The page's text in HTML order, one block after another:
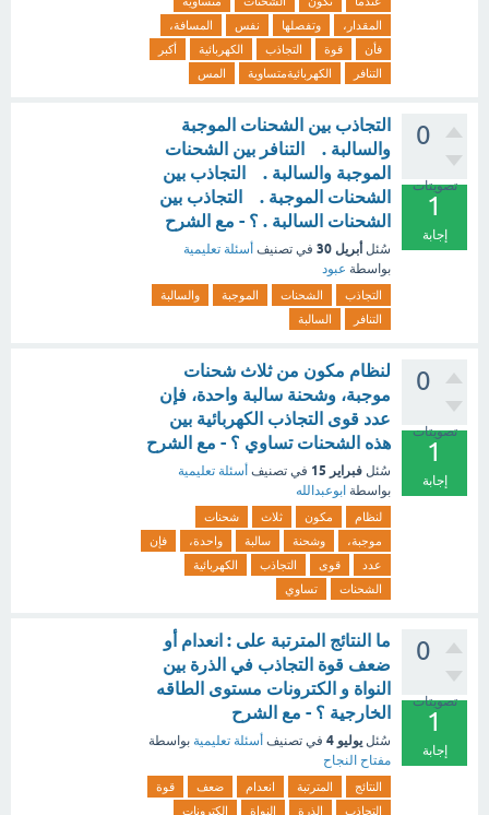
المقدار،
وتفصلها نفس
المسافة،
فأن
قوة التجاذب الكهربائية
أكبر
التنافر
الكهربائيةمتساوية المس
0
تصويتات
1
إجابة
التجاذب بين الشحنات الموجبة
والسالبة . التنافر بين الشحنات
الموجبة والسالبة . التجاذب بين
الشحنات الموجبة . التجاذب بين
الشحنات السالبة . ؟ - مع الشرح
سُئل أبريل 30 في تصنيف أسئلة تعليمية
بواسطة عبود
التجاذب الشحنات الموجبة
والسالبة
التنافر
السالبة
0
تصويتات
1
إجابة
لنظام مكون من ثلاث شحنات
موجبة، وشحنة سالبة واحدة، فإن
عدد قوى التجاذب الكهربائية بين
هذه الشحنات تساوي ؟ - مع الشرح
سُئل فبراير 15 في تصنيف أسئلة تعليمية
بواسطة ابوعبدالله
لنظام مكون ثلاث
شحنات
موجبة،
وشحنة سالبة واحدة،
فإن
عدد
قوى التجاذب
الكهربائية
الشحنات
تساوي
0
تصويتات
1
إجابة
ما النتائج المترتبة على : ‏انعدام أو
ضعف قوة التجاذب في الذرة بين
النواة و الكترونات مستوى الطاقه
الخارجية ؟ - مع الشرح
سُئل يوليو 4 في تصنيف أسئلة تعليمية بواسطة
مفتاح النجاح
النتائج المترتبة انعدام ضعف
قوة
التجاذب
الذرة النواة الكترونات